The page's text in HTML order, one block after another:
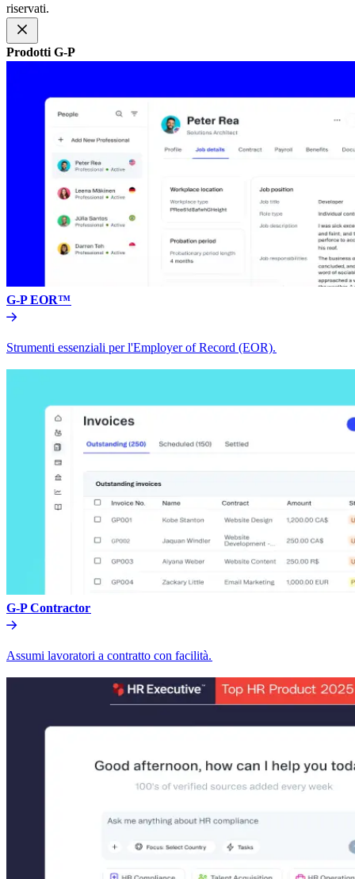
riservati.​​
Prodotti G-P​​
G-P EOR™​​
Strumenti essenziali per l'Employer of Record (EOR).​​
G-P Contractor​​
Assumi lavoratori a contratto con facilità.​​